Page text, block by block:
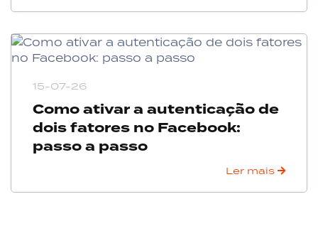
15-07-26
Como ativar a autenticação de
dois fatores no Facebook:
passo a passo
Ler mais